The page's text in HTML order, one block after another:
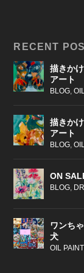
RECENT
描きか
アート
BLOG,
描きか
アート
BLOG,
ON
BLOG,
ワンち
犬
OIL